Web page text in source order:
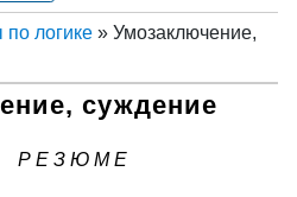
логике » Умозаключение,
суждение
Р Е З Ю М Е